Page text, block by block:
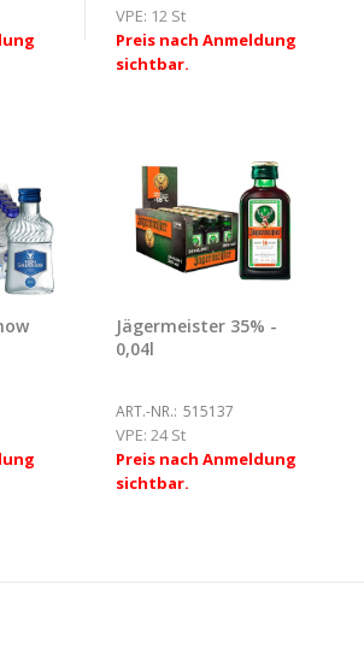
VPE: 12 St
Preis nach Anmeldung
sichtbar.
Jägermeister 35% -
0,04l
ART.-NR.: 515137
VPE: 24 St
Preis nach Anmeldung
sichtbar.